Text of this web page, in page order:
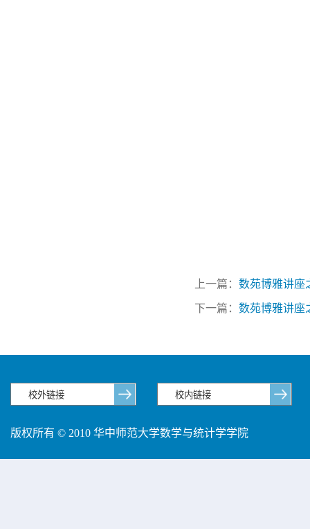
上一篇： 数苑博雅讲座
下一篇： 数苑博雅讲座
版权所有 © 2010 华中师范大学数学与统计学学院